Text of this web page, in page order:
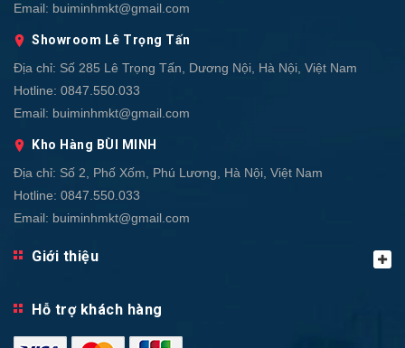
Email: buiminhmkt@gmail.com
Showroom Lê Trọng Tấn
Địa chỉ: Số 285 Lê Trọng Tấn, Dương Nội, Hà Nội, Việt Nam
Hotline: 0847.550.033
Email: buiminhmkt@gmail.com
Kho Hàng BÙI MINH
Địa chỉ: Số 2, Phố Xốm, Phú Lương, Hà Nội, Việt Nam
Hotline: 0847.550.033
Email: buiminhmkt@gmail.com
Giới thiệu
Hỗ trợ khách hàng